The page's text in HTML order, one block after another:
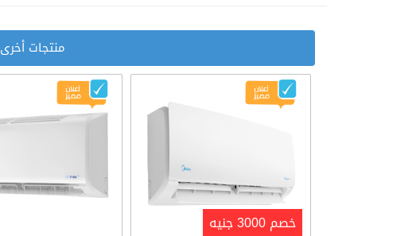
منتجات أخرى
خصم 3000 جنيه